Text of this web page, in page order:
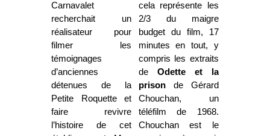
Carnavalet
recherchait un
réalisateur pour
filmer les
témoignages
d’anciennes
détenues de la
Petite Roquette et
faire revivre
l’histoire de cet
cela représente les
2/3 du maigre
budget du film, 17
minutes en tout, y
compris les extraits
de Odette et la
prisonde Gérard
Chouchan, un
téléfilm de 1968.
Chouchan est le